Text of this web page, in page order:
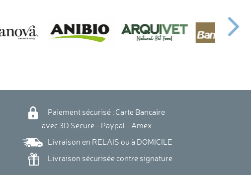
Paiement sécurisé : Carte Bancaire
avec 3D Secure - Paypal - Amex
Livraison en RELAIS ou à DOMICILE
Livraison sécurisée contre signature